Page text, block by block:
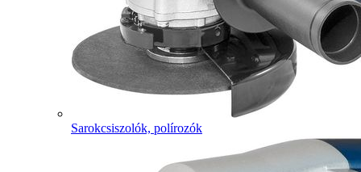
Sarokcsiszolók, polírozók